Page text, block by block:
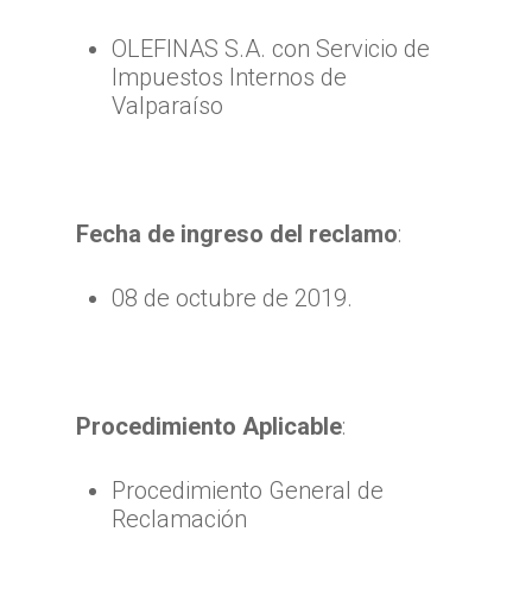
OLEFINAS S.A. con Servicio de
Impuestos Internos de
Valparaíso
Fecha de ingreso del reclamo:
08 de octubre de 2019.
Procedimiento Aplicable:
Procedimiento General de
Reclamación